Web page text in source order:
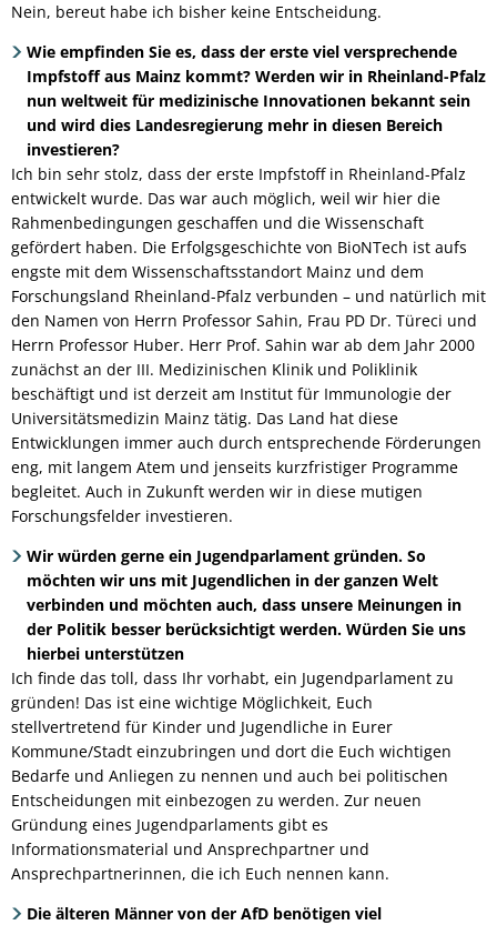
Nein, bereut habe ich bisher keine Entscheidung.
Wie empfinden Sie es, dass der erste viel versprechende
Impfstoff aus Mainz kommt? Werden wir in Rheinland-Pfalz
nun weltweit für medizinische Innovationen bekannt sein
und wird dies Landesregierung mehr in diesen Bereich
investieren?
Ich bin sehr stolz, dass der erste Impfstoff in Rheinland-Pfalz
entwickelt wurde. Das war auch möglich, weil wir hier die
Rahmenbedingungen geschaffen und die Wissenschaft
gefördert haben. Die Erfolgsgeschichte von BioNTech ist aufs
engste mit dem Wissenschaftsstandort Mainz und dem
Forschungsland Rheinland-Pfalz verbunden – und natürlich mit
den Namen von Herrn Professor Sahin, Frau PD Dr. Türeci und
Herrn Professor Huber. Herr Prof. Sahin war ab dem Jahr 2000
zunächst an der III. Medizinischen Klinik und Poliklinik
beschäftigt und ist derzeit am Institut für Immunologie der
Universitätsmedizin Mainz tätig. Das Land hat diese
Entwicklungen immer auch durch entsprechende Förderungen
eng, mit langem Atem und jenseits kurzfristiger Programme
begleitet. Auch in Zukunft werden wir in diese mutigen
Forschungsfelder investieren.
Wir würden gerne ein Jugendparlament gründen. So
möchten wir uns mit Jugendlichen in der ganzen Welt
verbinden und möchten auch, dass unsere Meinungen in
der Politik besser berücksichtigt werden. Würden Sie uns
hierbei unterstützen
Ich finde das toll, dass Ihr vorhabt, ein Jugendparlament zu
gründen! Das ist eine wichtige Möglichkeit, Euch
stellvertretend für Kinder und Jugendliche in Eurer
Kommune/Stadt einzubringen und dort die Euch wichtigen
Bedarfe und Anliegen zu nennen und auch bei politischen
Entscheidungen mit einbezogen zu werden. Zur neuen
Gründung eines Jugendparlaments gibt es
Informationsmaterial und Ansprechpartner und
Ansprechpartnerinnen, die ich Euch nennen kann.
Die älteren Männer von der AfD benötigen viel